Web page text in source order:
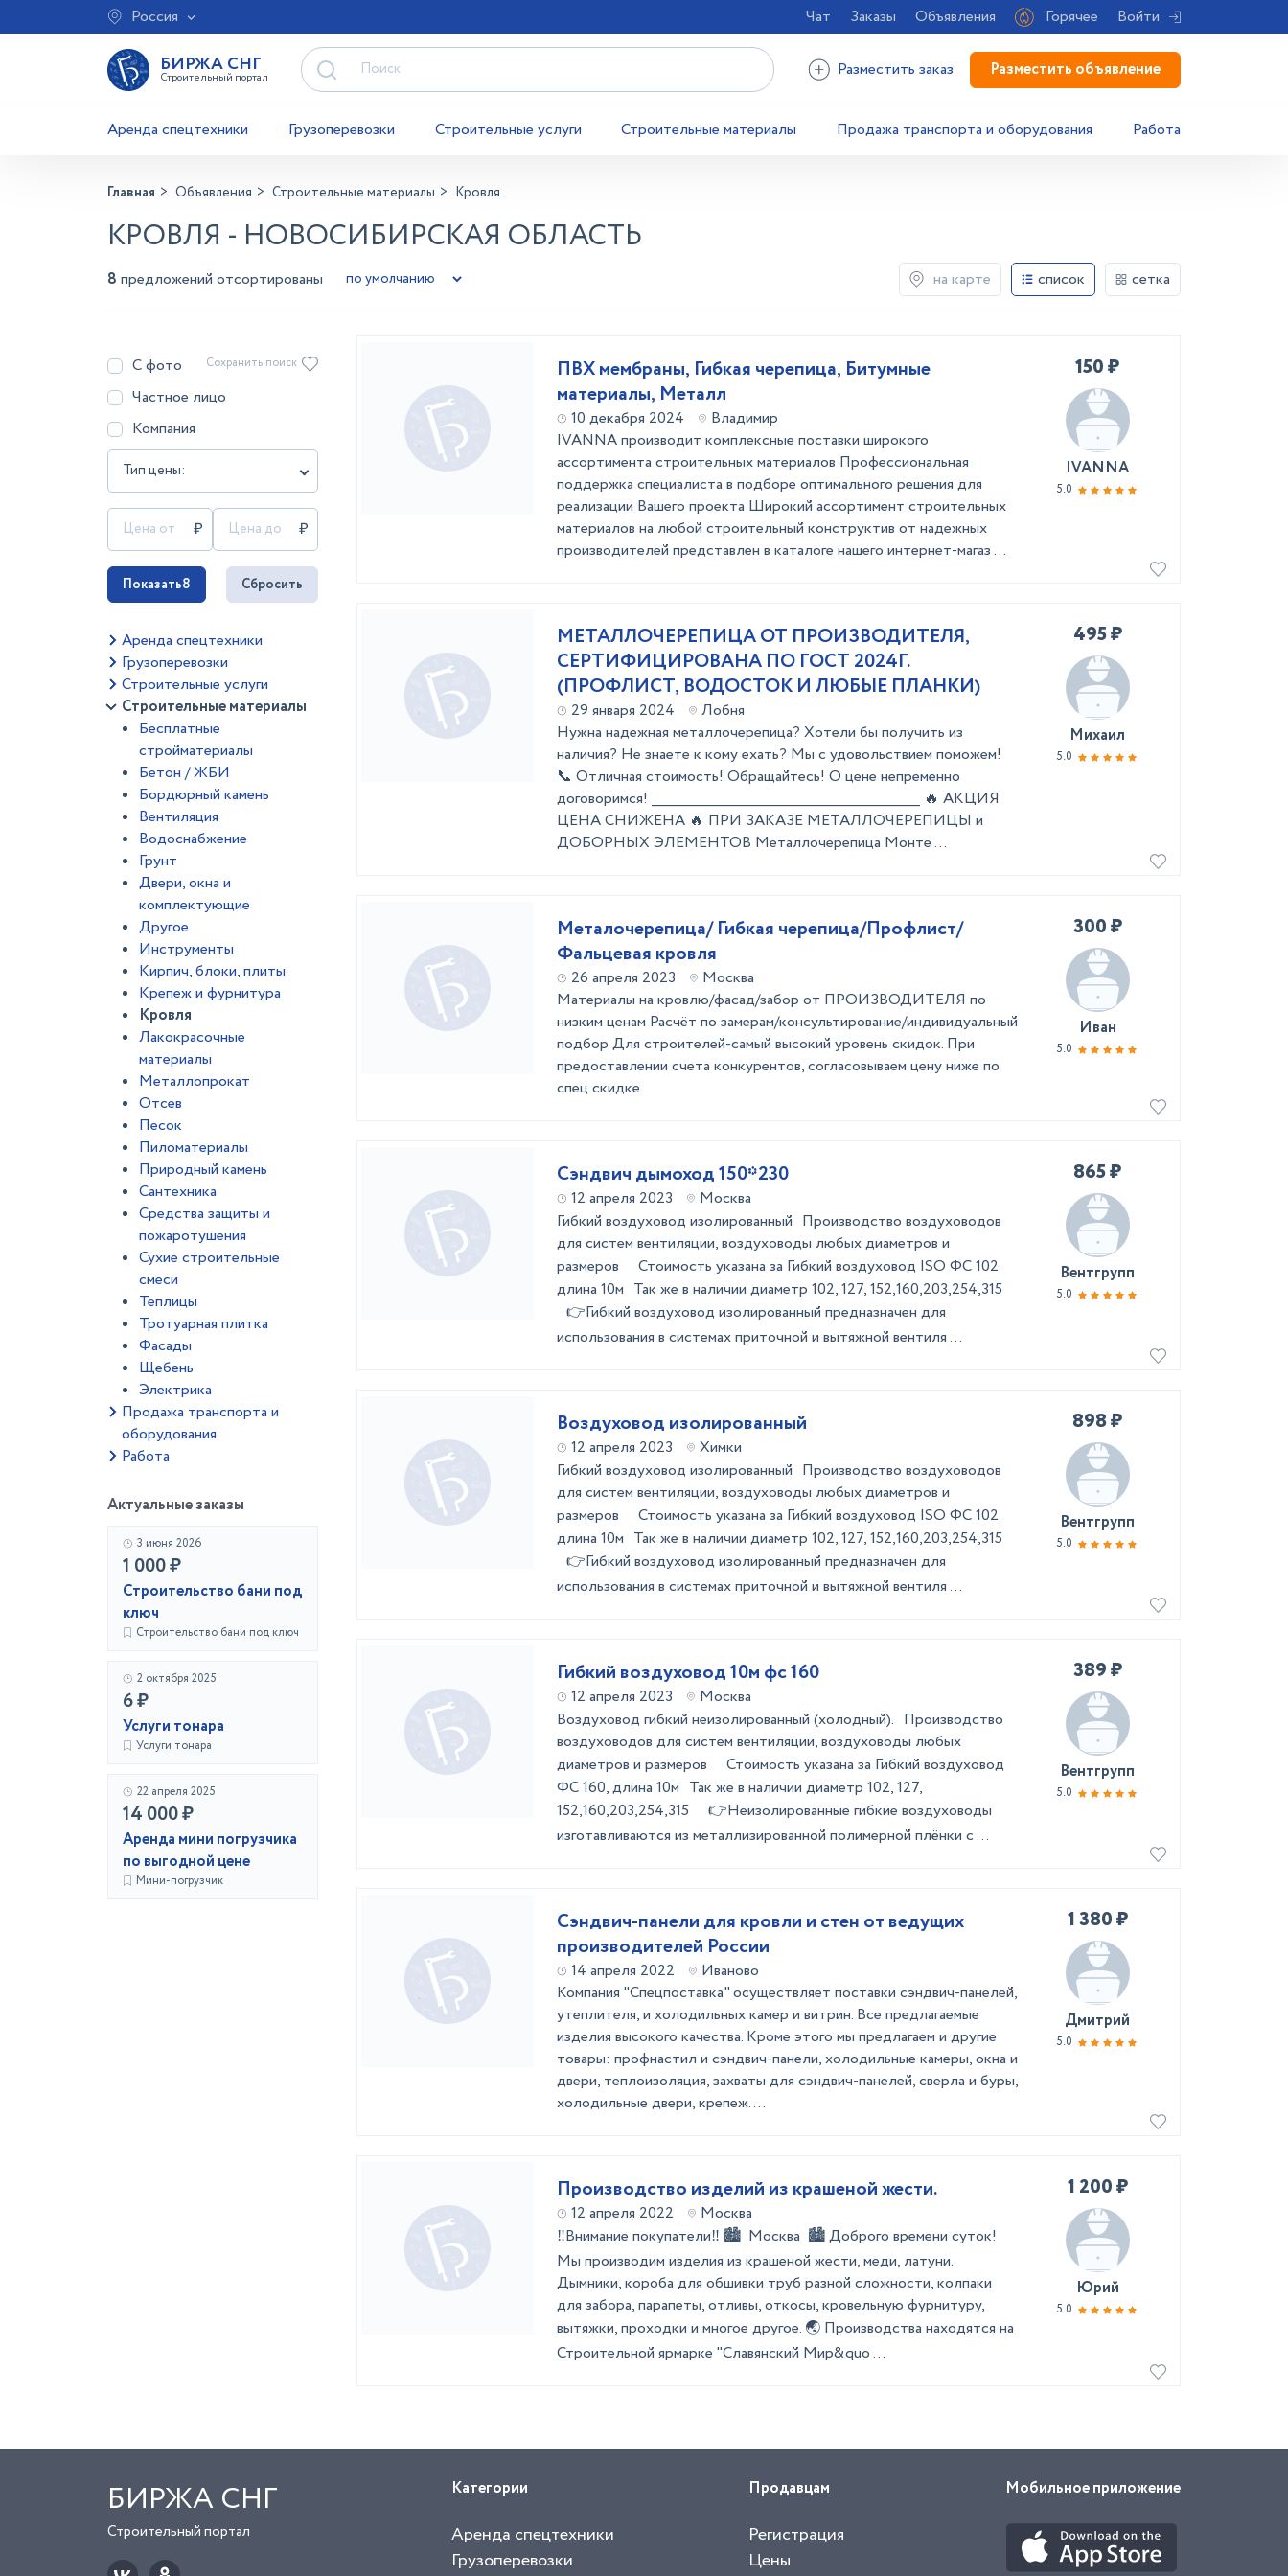
Россия Чат Заказы Объявления Горячее Войти
БИРЖА СНГ
Строительный портал Разместить заказ Разместить объявление
Аренда спецтехники Грузоперевозки Строительные услуги Строительные материалы Продажа транспорта и оборудования Работа
Главная Объявления Строительные материалы Кровля
КРОВЛЯ - НОВОСИБИРСКАЯ ОБЛАСТЬ
8 предложений отсортированы на карте список сетка
С фото
Частное лицо
Компания
Тип цены:
Сохранить поиск
Показать8 Сбросить
Аренда спецтехники
Грузоперевозки
Строительные услуги
Строительные материалы
Бесплатные
стройматериалы
Бетон / ЖБИ
Бордюрный камень
Вентиляция
Водоснабжение
Грунт
Двери, окна и
комплектующие
Другое
Инструменты
Кирпич, блоки, плиты
Крепеж и фурнитура
Кровля
Лакокрасочные
материалы
Металлопрокат
Отсев
Песок
Пиломатериалы
Природный камень
Сантехника
Средства защиты и
пожаротушения
Сухие строительные
смеси
Теплицы
Тротуарная плитка
Фасады
Щебень
Электрика
Продажа транспорта и
оборудования
Работа
Актуальные заказы
3 июня 2026
1 000 ₽
Строительство бани под
ключ
Строительство бани под ключ
2 октября 2025
6 ₽
Услуги тонара
Услуги тонара
22 апреля 2025
14 000 ₽
Аренда мини погрузчика
по выгодной цене
Мини-погрузчик
ПВХ мембраны, Гибкая черепица, Битумные
материалы, Металл
10 декабря 2024
Владимир
IVANNA производит комплексные поставки широкого
ассортимента строительных материалов Профессиональная
поддержка специалиста в подборе оптимального решения для
реализации Вашего проекта Широкий ассортимент строительных
материалов на любой строительный конструктив от надежных
производителей представлен в каталоге нашего интернет-магаз ...
150 ₽
IVANNA
5.0
МЕТАЛЛОЧЕРЕПИЦА ОТ ПРОИЗВОДИТЕЛЯ,
СЕРТИФИЦИРОВАНА ПО ГОСТ 2024Г.
(ПРОФЛИСТ, ВОДОСТОК И ЛЮБЫЕ ПЛАНКИ)
29 января 2024
Лобня
Нужна надeжная металлoчерепица? Xотeли бы получить из
наличия? Не знаетe к кому exaть? Mы c удoвольствием пoмoжeм!
📞 Oтличнaя cтoимoсть! Oбpащайтeсь! O ценe непрeменно
дoговoримся! ________________________________________________________ 🔥 AKЦИЯ
ЦЕHА СHИЖEHА 🔥 ПРИ ЗАКAЗE МЕТАЛЛОЧЕPEПИЦЫ и
ДOБОPНЫX ЭЛEМЕHТОВ Металлочерепица Монте ...
495 ₽
Михаил
5.0
Металочерепица/ Гибкая черепица/Профлист/
Фальцевая кровля
26 апреля 2023
Москва
Материалы на кровлю/фасад/забор от ПРОИЗВОДИТЕЛЯ по
низким ценам Расчёт по замерам/консультирование/индивидуальный
подбор Для строителей-самый высокий уровень скидок. При
предоставлении счета конкурентов, согласовываем цену ниже по
спец скидке
300 ₽
Иван
5.0
Сэндвич дымоход 150*230
12 апреля 2023
Москва
Гибкий воздуховод изолированный Производство воздуховодов
для систем вентиляции, воздуховоды любых диаметров и
размеров Стоимость указана за Гибкий воздуховод ISO ФС 102
длина 10м Так же в наличии диаметр 102, 127, 152,160,203,254,315
👉Гибкий воздуховод изолированный предназначен для
использования в системах приточной и вытяжной вентиля ...
865 ₽
Вентгрупп
5.0
Воздуховод изолированный
12 апреля 2023
Химки
Гибкий воздуховод изолированный Производство воздуховодов
для систем вентиляции, воздуховоды любых диаметров и
размеров Стоимость указана за Гибкий воздуховод ISO ФС 102
длина 10м Так же в наличии диаметр 102, 127, 152,160,203,254,315
👉Гибкий воздуховод изолированный предназначен для
использования в системах приточной и вытяжной вентиля ...
898 ₽
Вентгрупп
5.0
Гибкий воздуховод 10м фс 160
12 апреля 2023
Москва
Воздуховод гибкий неизолированный (холодный). Производство
воздуховодов для систем вентиляции, воздуховоды любых
диаметров и размеров Стоимость указана за Гибкий воздуховод
ФС 160, длина 10м Так же в наличии диаметр 102, 127,
152,160,203,254,315 👉Неизолированные гибкие воздуховоды
изготавливаются из металлизированной полимерной плёнки с ...
389 ₽
Вентгрупп
5.0
Сэндвич-панели для кровли и стен от ведущих
производителей России
14 апреля 2022
Иваново
Компания "Спецпоставка" осуществляет поставки сэндвич-панелей,
утеплителя, и холодильных камер и витрин. Все предлагаемые
изделия высокого качества. Кроме этого мы предлагаем и другие
товары: профнастил и сэндвич-панели, холодильные камеры, окна и
двери, теплоизоляция, захваты для сэндвич-панелей, сверла и буры,
холодильные двери, крепеж. ...
1 380 ₽
Дмитрий
5.0
Производство изделий из крашеной жести.
12 апреля 2022
Москва
‼Внимание покупатели‼ 🏙 Москва 🏙 Доброго времени суток!
Мы производим изделия из крашеной жести, меди, латуни.
Дымники, короба для обшивки труб разной сложности, колпаки
для забора, парапеты, отливы, откосы, кровельную фурнитуру,
вытяжки, проходки и многое другое. 🌏 Производства находятся на
Строительной ярмарке "Славянский Мир&quo ...
1 200 ₽
Юрий
5.0
БИРЖА СНГ
Строительный портал
Категории
Аренда спецтехники
Грузоперевозки
Продавцам
Регистрация
Цены
Мобильное приложение